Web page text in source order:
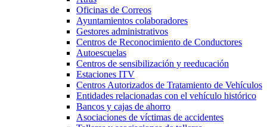
Oficinas de Correos
Ayuntamientos colaboradores
Gestores administrativos
Centros de Reconocimiento de Conductores
Autoescuelas
Centros de sensibilización y reeducación
Estaciones ITV
Centros Autorizados de Tratamiento de Vehículos
Entidades relacionadas con el vehículo histórico
Bancos y cajas de ahorro
Asociaciones de víctimas de accidentes